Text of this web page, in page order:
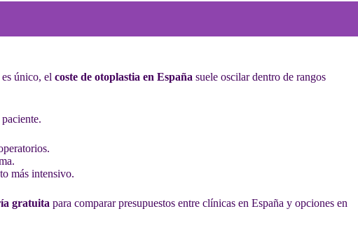
único, el coste de otoplastia en España suele oscilar dentro de rangos
más intensivo.
gratuita para comparar presupuestos entre clínicas en España y opciones en